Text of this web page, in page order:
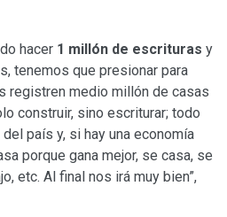
hacer 1 millón de escrituras y
tenemos que presionar para
registren medio millón de casas
construir, sino escriturar; todo
país y, si hay una economía
porque gana mejor, se casa, se
etc. Al final nos irá muy bien”,